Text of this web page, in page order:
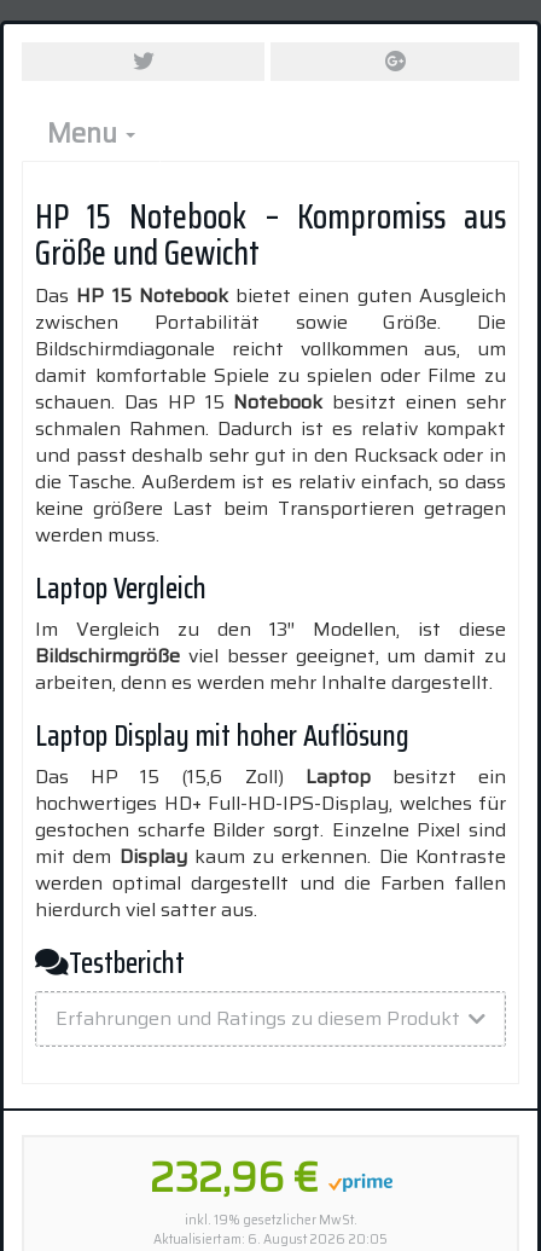
Menu
HP 15 Notebook – Kompromiss aus
Größe und Gewicht
Das HP 15 Notebookbietet einen guten Ausgleich
zwischen Portabilität sowie Größe. Die
Bildschirmdiagonale reicht vollkommen aus, um
damit komfortable Spiele zu spielen oder Filme zu
schauen. Das HP 15 Notebookbesitzt einen sehr
schmalen Rahmen. Dadurch ist es relativ kompakt
und passt deshalb sehr gut in den Rucksack oder in
die Tasche. Außerdem ist es relativ einfach, so dass
keine größere Last beim Transportieren getragen
werden muss.
Laptop Vergleich
Im Vergleich zu den 13″ Modellen, ist diese
Bildschirmgröße viel besser geeignet, um damit zu
arbeiten, denn es werden mehr Inhalte dargestellt.
Laptop Display mit hoher Auflösung
Das HP 15 (15,6 Zoll) Laptopbesitzt ein
hochwertiges HD+ Full-HD-IPS-Display, welches für
gestochen scharfe Bilder sorgt. Einzelne Pixel sind
mit dem Displaykaum zu erkennen. Die Kontraste
werden optimal dargestellt und die Farben fallen
hierdurch viel satter aus.
Testbericht
Erfahrungen und Ratings zu diesem Produkt
232,96 €
inkl. 19% gesetzlicher MwSt.
Aktualisiert am: 6. August 2026 20:05